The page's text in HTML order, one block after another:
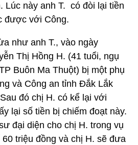
Lúc này anh T. có đòi lại tiền
được với Công.
như anh T., vào ngày
Thị Hồng H. (41 tuổi, ngụ
Buôn Ma Thuột) bị một phụ
và Công an tỉnh Đắk Lắk
đó chị H. có kể lại với
lại số tiền bị chiếm đoạt này.
đại diện cho chị H. trong vụ
triệu đồng và chị H. sẽ đưa